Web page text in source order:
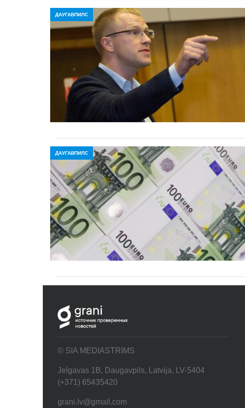
ДАУГАВПИЛС
ДАУГАВПИЛС
© SIA MEDIASTRIMS
Jelgavas 1B, Daugavpils, Latvija, LV-5404
(+371) 65435420
grani.lv@gmail.com